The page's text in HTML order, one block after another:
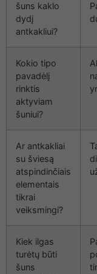
šuns kaklo
dydį
antkakliui?
Kokio tipo
pavadėlį
rinktis
aktyviam
šuniui?
Ar antkakliai
su šviesą
atspindinčiais
elementais
tikrai
veiksmingi?
Kiek ilgas
turėtų būti
šuns